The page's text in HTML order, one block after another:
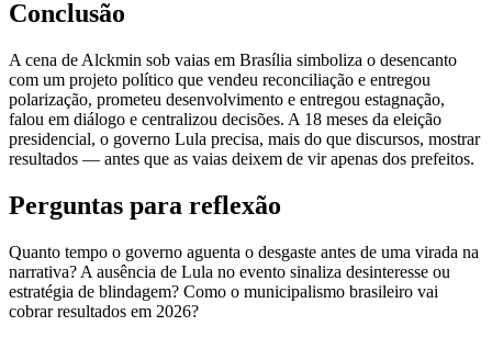
Conclusão
A cena de Alckmin sob vaias em Brasília simboliza o desencanto
com um projeto político que vendeu reconciliação e entregou
polarização, prometeu desenvolvimento e entregou estagnação,
falou em diálogo e centralizou decisões. A 18 meses da eleição
presidencial, o governo Lula precisa, mais do que discursos, mostrar
resultados — antes que as vaias deixem de vir apenas dos prefeitos.
Perguntas para reflexão
Quanto tempo o governo aguenta o desgaste antes de uma virada na
narrativa? A ausência de Lula no evento sinaliza desinteresse ou
estratégia de blindagem? Como o municipalismo brasileiro vai
cobrar resultados em 2026?